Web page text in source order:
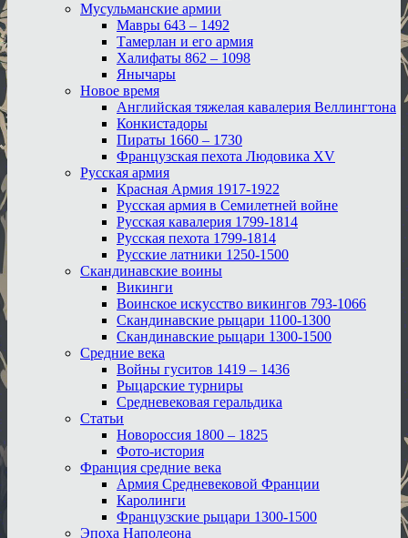
Мусульманские армии
Мавры 643 – 1492
Тамерлан и его армия
Халифаты 862 – 1098
Янычары
Новое время
Английская тяжелая кавалерия Веллингтона
Конкистадоры
Пираты 1660 – 1730
Французская пехота Людовика XV
Русская армия
Красная Армия 1917-1922
Русская армия в Семилетней войне
Русская кавалерия 1799-1814
Русская пехота 1799-1814
Русские латники 1250-1500
Скандинавские воины
Викинги
Воинское искусство викингов 793-1066
Скандинавские рыцари 1100-1300
Скандинавские рыцари 1300-1500
Средние века
Войны гуситов 1419 – 1436
Рыцарские турниры
Средневековая геральдика
Статьи
Новороссия 1800 – 1825
Фото-история
Франция средние века
Армия Средневековой Франции
Каролинги
Французские рыцари 1300-1500
Эпоха Наполеона